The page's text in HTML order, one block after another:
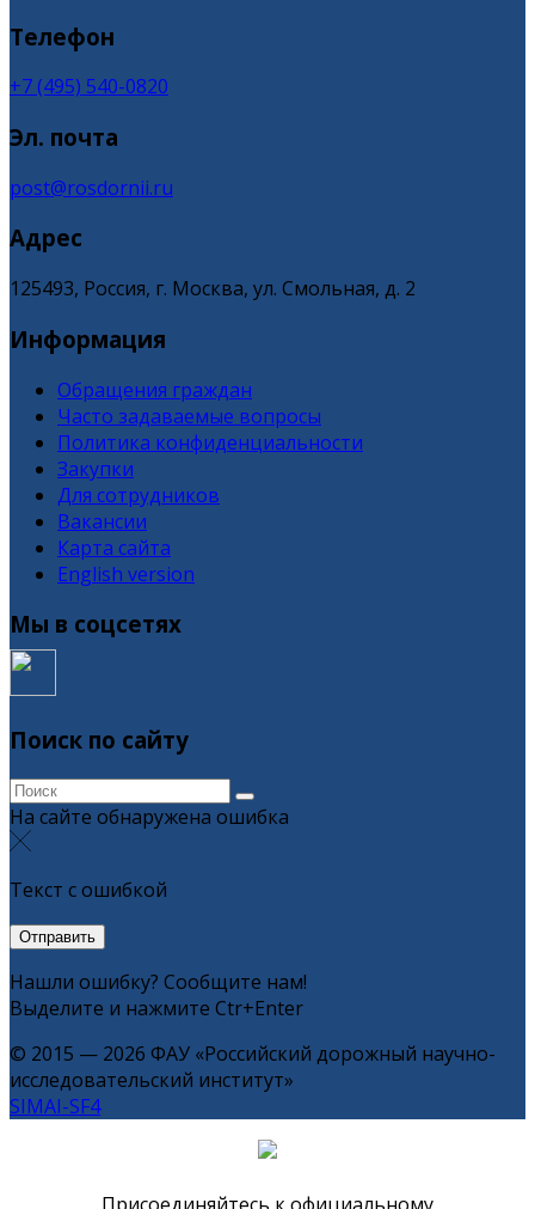
Телефон
+7 (495) 540-0820
Эл. почта
post@rosdornii.ru
Адрес
125493, Россия, г. Москва, ул. Смольная, д. 2
Информация
Обращения граждан
Часто задаваемые вопросы
Политика конфиденциальности
Закупки
Для сотрудников
Вакансии
Карта сайта
English version
Мы в соцсетях
Поиск по сайту
На сайте обнаружена ошибка
Текст с ошибкой
Нашли ошибку? Сообщите нам!
Выделите и нажмите Ctr+Enter
© 2015 — 2026 ФАУ «Российский дорожный научно-
исследовательский институт»
SIMAI-SF4